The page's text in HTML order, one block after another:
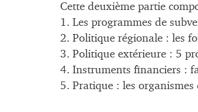
Cette deuxième partie
1. Les programmes de
2. Politique régionale : les
3. Politique extérieure : 5
4. Instruments financiers :
5. Pratique : les